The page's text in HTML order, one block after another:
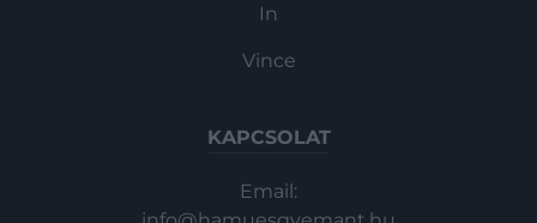
In
Vince
KAPCSOLAT
Email: